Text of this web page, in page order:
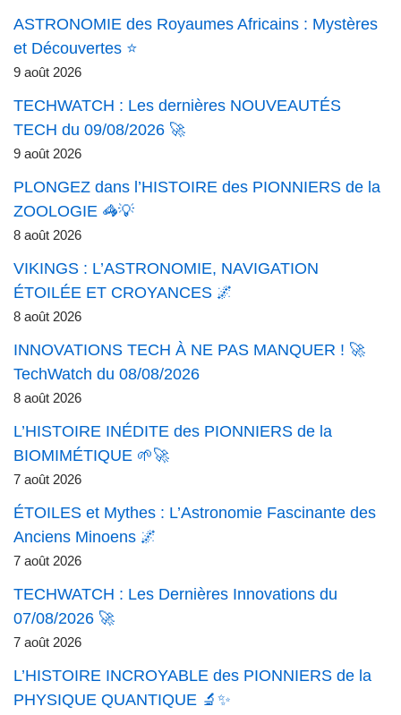
ASTRONOMIE des Royaumes Africains : Mystères
et Découvertes ⭐
9 août 2026
TECHWATCH : Les dernières NOUVEAUTÉS
TECH du 09/08/2026 🚀
9 août 2026
PLONGEZ dans l’HISTOIRE des PIONNIERS de la
ZOOLOGIE 🦓💡
8 août 2026
VIKINGS : L’ASTRONOMIE, NAVIGATION
ÉTOILÉE ET CROYANCES 🌌
8 août 2026
INNOVATIONS TECH À NE PAS MANQUER ! 🚀
TechWatch du 08/08/2026
8 août 2026
L’HISTOIRE INÉDITE des PIONNIERS de la
BIOMIMÉTIQUE 🌱🚀
7 août 2026
ÉTOILES et Mythes : L’Astronomie Fascinante des
Anciens Minoens 🌌
7 août 2026
TECHWATCH : Les Dernières Innovations du
07/08/2026 🚀
7 août 2026
L’HISTOIRE INCROYABLE des PIONNIERS de la
PHYSIQUE QUANTIQUE 🔬✨